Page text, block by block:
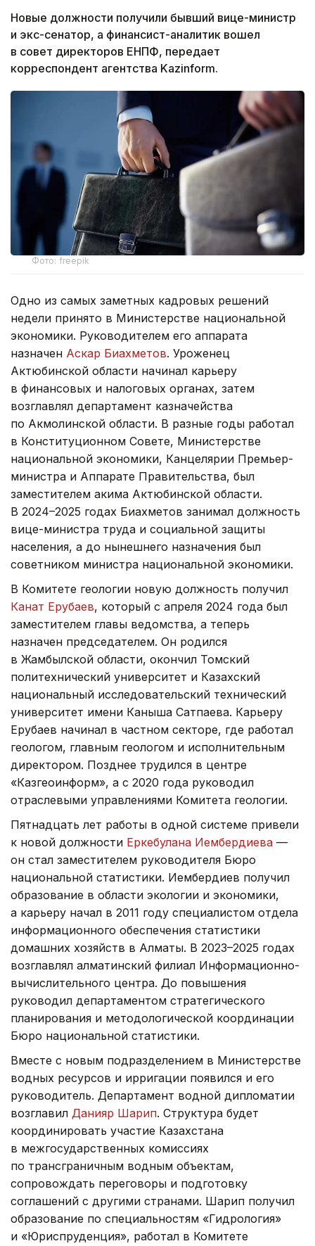
Новые должности получили бывший вице-министр
и экс-сенатор, а финансист-аналитик вошел
в совет директоров ЕНПФ, передает
корреспондент агентства Kazinform.
Фото: freepik
Одно из самых заметных кадровых решений
недели принято в Министерстве национальной
экономики. Руководителем его аппарата
назначен Аскар Биахметов. Уроженец
Актюбинской области начинал карьеру
в финансовых и налоговых органах, затем
возглавлял департамент казначейства
по Акмолинской области. В разные годы работал
в Конституционном Совете, Министерстве
национальной экономики, Канцелярии Премьер-
министра и Аппарате Правительства, был
заместителем акима Актюбинской области.
В 2024–2025 годах Биахметов занимал должность
вице-министра труда и социальной защиты
населения, а до нынешнего назначения был
советником министра национальной экономики.
В Комитете геологии новую должность получил
Канат Ерубаев, который с апреля 2024 года был
заместителем главы ведомства, а теперь
назначен председателем. Он родился
в Жамбылской области, окончил Томский
политехнический университет и Казахский
национальный исследовательский технический
университет имени Каныша Сатпаева. Карьеру
Ерубаев начинал в частном секторе, где работал
геологом, главным геологом и исполнительным
директором. Позднее трудился в центре
«Казгеоинформ», а с 2020 года руководил
отраслевыми управлениями Комитета геологии.
Пятнадцать лет работы в одной системе привели
к новой должности Еркебулана Иембердиева —
он стал заместителем руководителя Бюро
национальной статистики. Иембердиев получил
образование в области экологии и экономики,
а карьеру начал в 2011 году специалистом отдела
информационного обеспечения статистики
домашних хозяйств в Алматы. В 2023–2025 годах
возглавлял алматинский филиал Информационно-
вычислительного центра. До повышения
руководил департаментом стратегического
планирования и методологической координации
Бюро национальной статистики.
Вместе с новым подразделением в Министерстве
водных ресурсов и ирригации появился и его
руководитель. Департамент водной дипломатии
возглавил Данияр Шарип. Структура будет
координировать участие Казахстана
в межгосударственных комиссиях
по трансграничным водным объектам,
сопровождать переговоры и подготовку
соглашений с другими странами. Шарип получил
образование по специальностям «Гидрология»
и «Юриспруденция», работал в Комитете